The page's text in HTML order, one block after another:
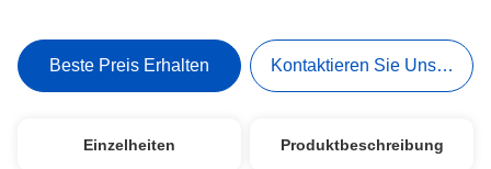
Beste Preis Erhalten Kontaktieren Sie Uns Jetzt
Einzelheiten Produktbeschreibung